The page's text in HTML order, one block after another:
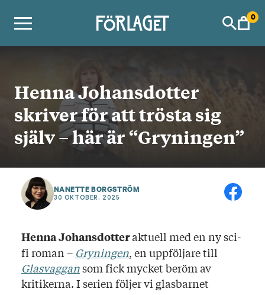
0
Henna Johansdotter
skriver för att trösta sig
själv – här är “Gryningen”
NANETTE BORGSTRÖM
30 OKTOBER, 2025
Henna Johansdotteraktuell med en ny sci-
fi roman – Gryningen, en uppföljare till
Glasvaggansom fick mycket beröm av
kritikerna. I serien följer vi glasbarnet